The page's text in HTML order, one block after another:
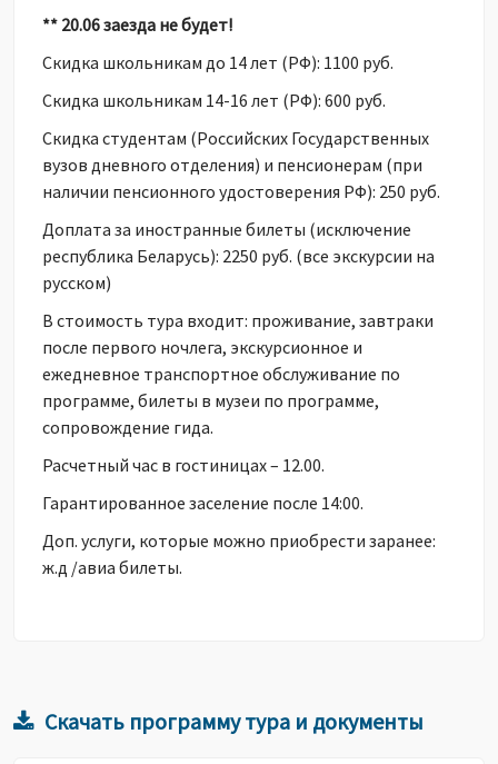
** 20.06 заезда не будет!
Скидка школьникам до 14 лет (РФ): 1100 руб.
Скидка школьникам 14-16 лет (РФ): 600 руб.
Скидка студентам (Российских Государственных
вузов дневного отделения) и пенсионерам (при
наличии пенсионного удостоверения РФ): 250 руб.
Доплата за иностранные билеты (исключение
республика Беларусь): 2250 руб. (все экскурсии на
русском)
В стоимость тура входит: проживание, завтраки
после первого ночлега, экскурсионное и
ежедневное транспортное обслуживание по
программе, билеты в музеи по программе,
сопровождение гида.
Расчетный час в гостиницах – 12.00.
Гарантированное заселение после 14:00.
Доп. услуги, которые можно приобрести заранее:
ж.д /авиа билеты.
Скачать программу тура и документы